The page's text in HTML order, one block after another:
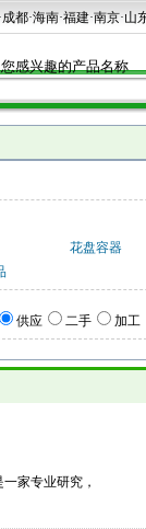
都·海南·福建·南京·山
花盘容器
供应 二手 加工
家专业研究，